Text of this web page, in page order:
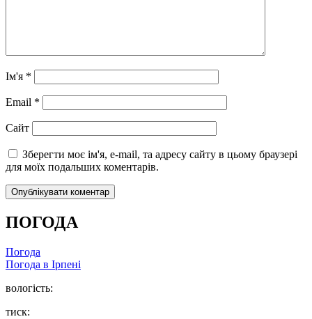
Ім'я *
Email *
Сайт
Зберегти моє ім'я, e-mail, та адресу сайту в цьому браузері
для моїх подальших коментарів.
ПОГОДА
Погода
Погода в Ірпені
вологість:
тиск: